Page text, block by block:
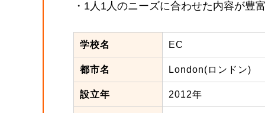
・1人1人のニーズに合わせた内容が豊
学校名 EC
都市名 London(ロンドン)
設立年 2012年